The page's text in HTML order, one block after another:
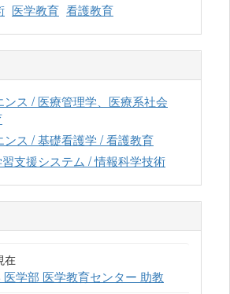
医学教育 看護教育
ンス / 医療管理学、医療系社会
ンス / 基礎看護学 / 看護教育
支援システム / 情報科学技術
在
医学部 医学教育センター 助教